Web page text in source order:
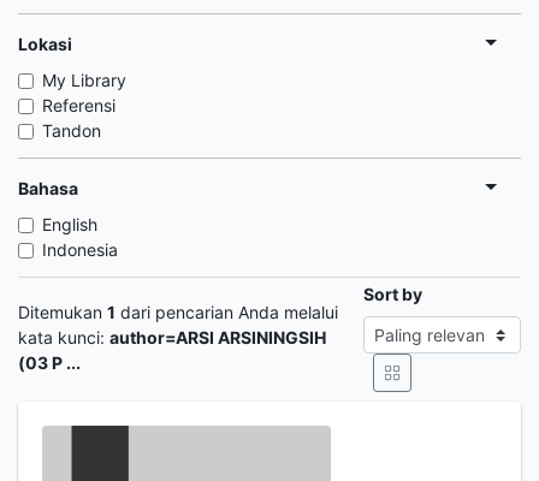
Lokasi
My Library
Referensi
Tandon
Bahasa
English
Indonesia
Ditemukan 1 dari pencarian Anda melalui
kata kunci: author=ARSI ARSININGSIH
(03 P ...
Sort by